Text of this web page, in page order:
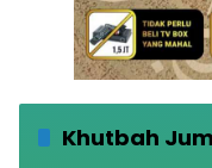
Khutbah